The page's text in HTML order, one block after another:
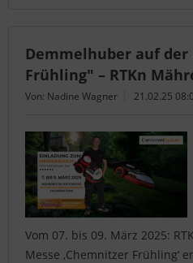
Demmelhuber auf
Frühling" – RTKn
Von: Nadine Wagner 21.02.25
Vom 07. bis 09. März 2025:
Messe ‚Chemnitzer Frühling‘